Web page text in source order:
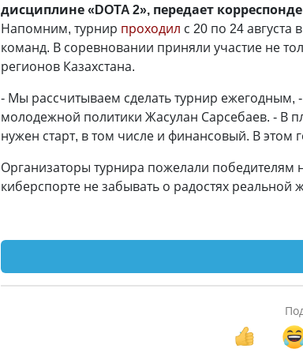
дисциплине «DOTA 2», передает
Напомним, турнир проходил с 20 по 24
команд. В соревновании приняли участие не
регионов Казахстана.
- Мы рассчитываем сделать турнир
молодежной политики Жасулан Сарсебаев. - В
нужен старт, в том числе и финансовый. В
Организаторы турнира пожелали победителям
киберспорте не забывать о радостях реальной